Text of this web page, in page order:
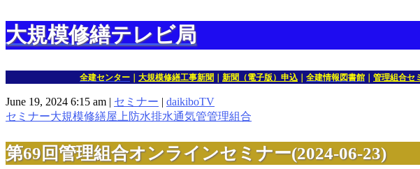
大規模修繕テレビ局
全建センター 大規模修繕工事新聞 新聞（電子版）申込 全建情報図書館 管理組合セ
June 19, 2024 6:15 am | セミナー | daikiboTV
セミナー大規模修繕屋上防水排水通気管管理組合
第69回管理組合オンラインセミナー(2024-06-23)